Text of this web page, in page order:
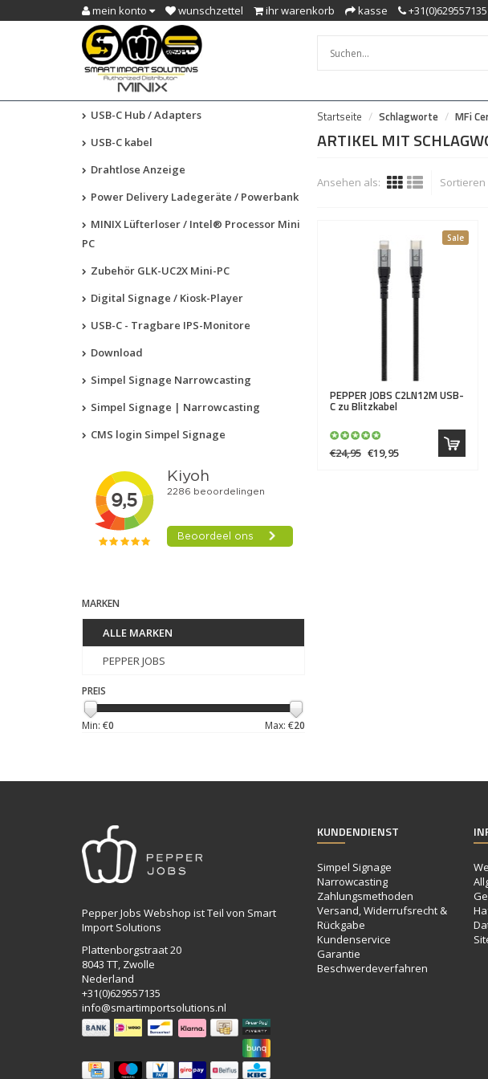
mein konto wunschzettel ihr warenkorb kasse
USB-C Hub / Adapters
USB-C kabel
Drahtlose Anzeige
Power Delivery Ladegeräte / Powerbank
MINIX Lüfterloser / Intel® Processor Mini
PC
Zubehör GLK-UC2X Mini-PC
Digital Signage / Kiosk-Player
USB-C - Tragbare IPS-Monitore
Download
Simpel Signage Narrowcasting
Simpel Signage | Narrowcasting
CMS login Simpel Signage
MARKEN
ALLE MARKEN
PEPPER JOBS
PREIS
Min: €0 Max: €20
Startseite Schlagworte MFi
ARTIKEL MIT
Ansehen als: Sortieren
Sale
PEPPER JOBS C2LN12M USB-
C zu Blitzkabel
€24,95 €19,95
Pepper Jobs Webshop ist Teil von Smart
Import Solutions
Plattenborgstraat 20
8043 TT, Zwolle
Nederland
+31(0)629557135
info@smartimportsolutions.nl
KUNDENDIENST
Simpel Signage
Narrowcasting
Zahlungsmethoden
Versand, Widerrufsrecht &
Rückgabe
Kundenservice
Garantie
Beschwerdeverfahren